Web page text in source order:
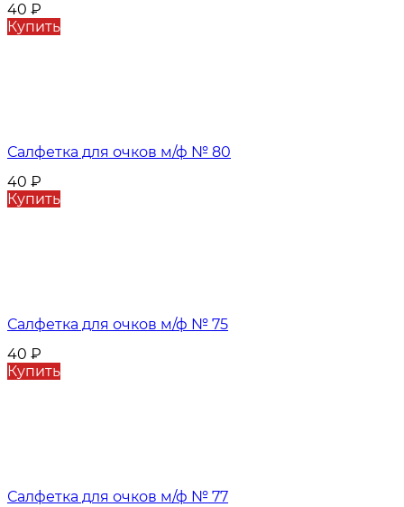
40 ₽
Купить
Салфетка для очков м/ф № 80
40 ₽
Купить
Салфетка для очков м/ф № 75
40 ₽
Купить
Салфетка для очков м/ф № 77